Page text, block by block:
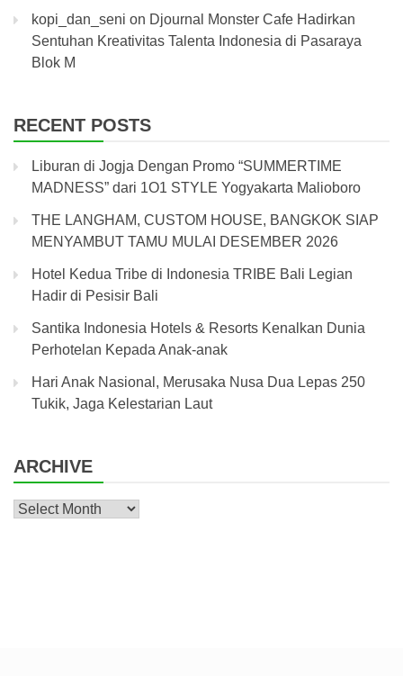
kopi_dan_seni on Djournal Monster Cafe Hadirkan
Sentuhan Kreativitas Talenta Indonesia di Pasaraya
Blok M
RECENT POSTS
Liburan di Jogja Dengan Promo “SUMMERTIME
MADNESS” dari 1O1 STYLE Yogyakarta Malioboro
THE LANGHAM, CUSTOM HOUSE, BANGKOK SIAP
MENYAMBUT TAMU MULAI DESEMBER 2026
Hotel Kedua Tribe di Indonesia TRIBE Bali Legian
Hadir di Pesisir Bali
Santika Indonesia Hotels & Resorts Kenalkan Dunia
Perhotelan Kepada Anak-anak
Hari Anak Nasional, Merusaka Nusa Dua Lepas 250
Tukik, Jaga Kelestarian Laut
ARCHIVE
Archive